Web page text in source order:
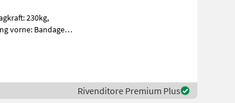
Rivenditore Premium Plus